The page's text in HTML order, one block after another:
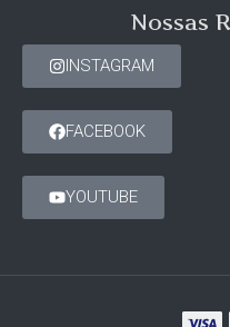
Nossas
INSTAGRAM
FACEBOOK
YOUTUBE